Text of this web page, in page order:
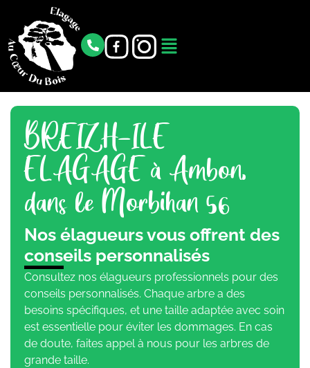
BREIZH-ILE
ELAGAGE à Ambon,
dans le Morbihan 56
Nos élagueurs vous offrent des
conseils personnalisés
Consultez nos élagueurs professionnels pour des
conseils personnalisés. Chaque arbre a des
besoins spécifiques, et une taille adaptée avec soin
est essentielle pour éviter les dommages. En cas
de doute, faites appel à nous pour les arbres de
grande taille.